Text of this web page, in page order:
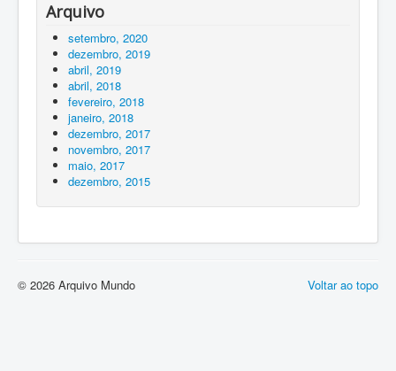
Arquivo
setembro, 2020
dezembro, 2019
abril, 2019
abril, 2018
fevereiro, 2018
janeiro, 2018
dezembro, 2017
novembro, 2017
maio, 2017
dezembro, 2015
Voltar ao topo
© 2026 Arquivo Mundo